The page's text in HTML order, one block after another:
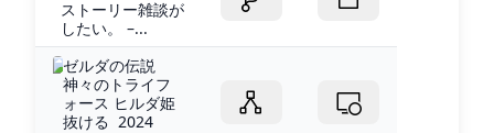
ストーリー雑談が
したい。 –...
ゼルダの伝説
神々のトライフ
ォース ヒルダ姫
抜ける 2024